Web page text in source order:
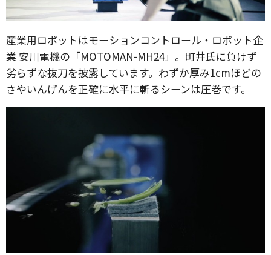
産業用ロボットはモーションコントロール・ロボット企
業 安川電機の「MOTOMAN-MH24」。町井氏に負けず
劣らずな抜刀を披露しています。わずか厚み1cmほどの
さやいんげんを正確に水平に斬るシーンは圧巻です。